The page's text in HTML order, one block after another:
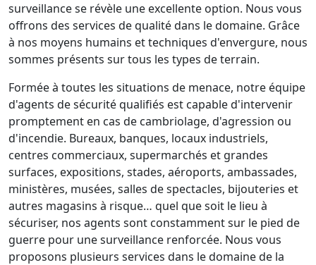
surveillance se révèle une excellente option. Nous vous
offrons des services de qualité dans le domaine. Grâce
à nos moyens humains et techniques d'envergure, nous
sommes présents sur tous les types de terrain.
Formée à toutes les situations de menace, notre équipe
d'agents de sécurité qualifiés est capable d'intervenir
promptement en cas de cambriolage, d'agression ou
d'incendie. Bureaux, banques, locaux industriels,
centres commerciaux, supermarchés et grandes
surfaces, expositions, stades, aéroports, ambassades,
ministères, musées, salles de spectacles, bijouteries et
autres magasins à risque… quel que soit le lieu à
sécuriser, nos agents sont constamment sur le pied de
guerre pour une surveillance renforcée. Nous vous
proposons plusieurs services dans le domaine de la